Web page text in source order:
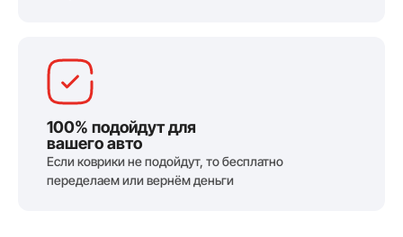
100% подойдут для
вашего авто
Если коврики не подойдут, то бесплатно
переделаем или вернём деньги